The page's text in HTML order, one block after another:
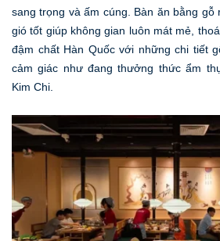
sang trọng và ấm cúng. Bàn ăn bằng gỗ
gió tốt giúp không gian luôn mát mẻ,
đậm chất Hàn Quốc với những chi tiết
cảm giác như đang thưởng thức ẩm
Kim Chi.